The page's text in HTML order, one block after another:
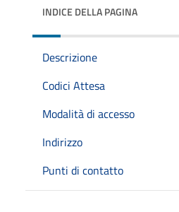
INDICE DELLA PAGINA
Descrizione
Codici Attesa
Modalità di accesso
Indirizzo
Punti di contatto